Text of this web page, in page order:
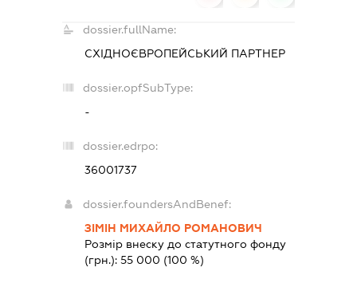
dossier.fullName:
СХІДНОЄВРОПЕЙСЬКИЙ ПАРТНЕР
dossier.opfSubType:
-
dossier.edrpo:
36001737
dossier.foundersAndBenef:
ЗІМІН МИХАЙЛО РОМАНОВИЧ
Розмір внеску до статутного фонду
(грн.):55 000 (100 %)